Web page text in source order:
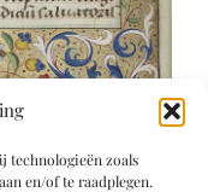
technologieën zoals
en/of te raadplegen.